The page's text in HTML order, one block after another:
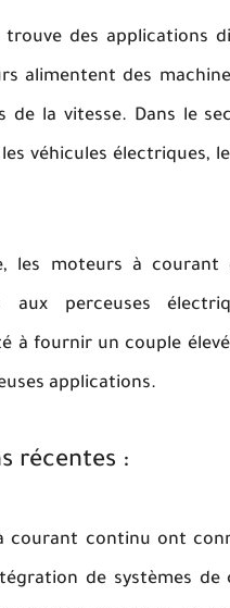
des applications
alimentent des
de la vitesse. Dans le
véhicules électriques,
les moteurs à
aux perceuses
à fournir un couple
applications.
récentes :
courant continu ont
de systèmes